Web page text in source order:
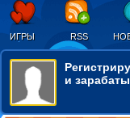
ИГРЫ RSS
и